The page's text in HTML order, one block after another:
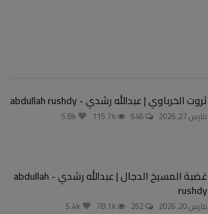
ثروت الخرباوي | عبدالله رشدي - abdullah rushdy
مارس 27, 2026
غضبة المسيخ الدجال | عبدالله رشدي - abdullah
rushdy
مارس 20, 2026